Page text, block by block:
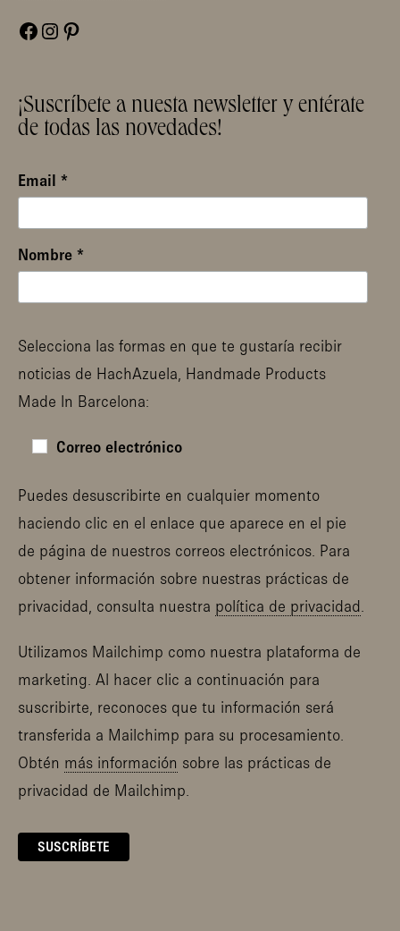
Facebook
Instagram
Pinterest
¡Suscríbete a nuesta newsletter y entérate
de todas las novedades!
Email *
Nombre *
Selecciona las formas en que te gustaría recibir
noticias de HachAzuela, Handmade Products
Made In Barcelona:
Correo electrónico
Puedes desuscribirte en cualquier momento
haciendo clic en el enlace que aparece en el pie
de página de nuestros correos electrónicos. Para
obtener información sobre nuestras prácticas de
privacidad, consulta nuestra política de privacidad
Utilizamos Mailchimp como nuestra plataforma de
marketing. Al hacer clic a continuación para
suscribirte, reconoces que tu información será
transferida a Mailchimp para su procesamiento.
Obtén más información sobre las prácticas de
privacidad de Mailchimp.